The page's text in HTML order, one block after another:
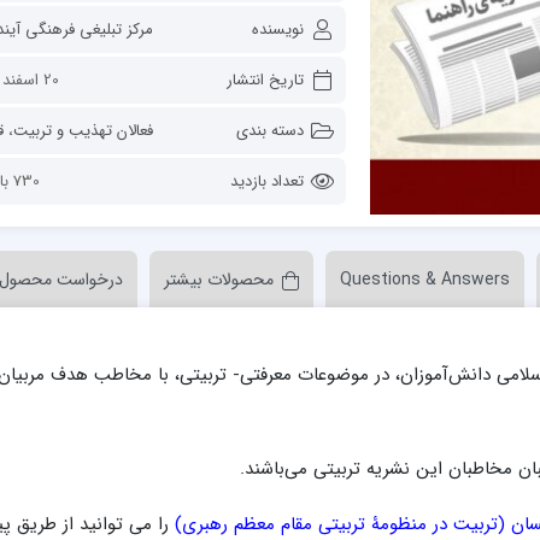
عسکری علیه السلام مدرسه علمیه ولیعصر (عج) خرمدره
قائمیه عج/ بم
امام خمینی ره/ رفسنجان
محمودیه/ کرمان
امام جعفر صادق علیه السلام گچساران
نویسنده
تاریخ انتشار
20 اسفند 1401
دسته بندی
فعالان تهذیب و تربیت،
تعداد بازدید
730 بازدید
Questions & Answers محصولات بیشتر درخواست محصول
دانش‌آموزان، در موضوعات معرفتی- تربیتی، با مخاطب هدف
مخاطبان این نشریه‌ تربیتی می‌باشند.
را می توانید از طریق